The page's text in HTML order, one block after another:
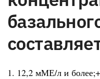
1. 12,2 мМЕ/л и более;+